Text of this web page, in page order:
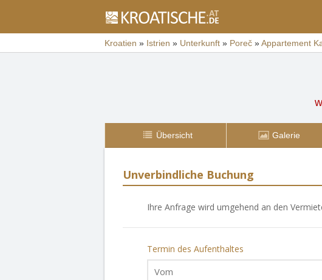
Kroatien » Istrien » Unterkunft » Poreč »Appartement
Übersicht Galerie
Unverbindliche Buchung
Ihre Anfrage wird umgehend an den
Termin des Aufenthaltes